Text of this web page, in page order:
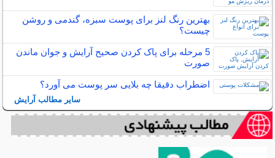
بهترین رنگ لنز برای پوست سبزه، گندمی و روشن
چیست؟
5 مرحله برای پاک کردن صحیح آرایش و جوان ماندن
صورت
اضطراب دقیقا چه بلایی سر پوست می آورد؟
سایر مطالب آرایش